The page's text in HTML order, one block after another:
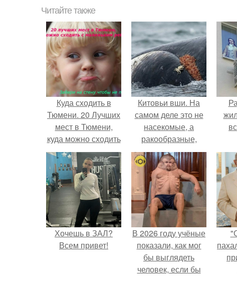
Читайте также
Куда сходить в
Тюмени. 20 Лучших
мест в Тюмени,
куда можно сходить
с маленьким
ребенком
Китовьи вши. На
самом деле это не
насекомые, а
ракообразные,
относящиеся к
бокоплавам.
Хочешь в ЗАЛ?
Всем привет!
В 2026 году учёные
показали, как мог
бы выглядеть
человек, если бы